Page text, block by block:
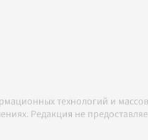
технологий и
Редакция не